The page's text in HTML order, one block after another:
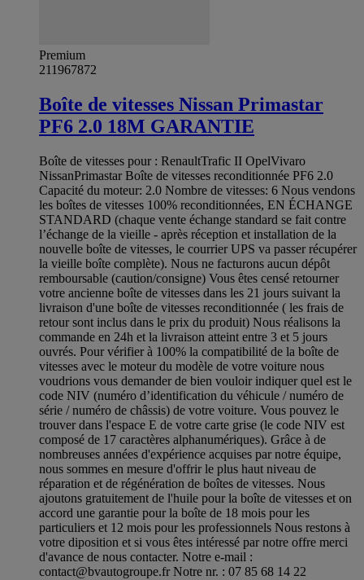
Premium
211967872
Boîte de vitesses Nissan Primastar
PF6 2.0 18M GARANTIE
Boîte de vitesses pour : RenaultTrafic II OpelVivaro
NissanPrimastar Boîte de vitesses reconditionnée PF6 2.0
Capacité du moteur: 2.0 Nombre de vitesses: 6 Nous vendons
les boîtes de vitesses 100% reconditionnées, EN ÉCHANGE
STANDARD (chaque vente échange standard se fait contre
l’échange de la vieille - après réception et installation de la
nouvelle boîte de vitesses, le courrier UPS va passer récupérer
la vieille boîte complète). Nous ne facturons aucun dépôt
remboursable (caution/consigne) Vous êtes censé retourner
votre ancienne boîte de vitesses dans les 21 jours suivant la
livraison d'une boîte de vitesses reconditionnée ( les frais de
retour sont inclus dans le prix du produit) Nous réalisons la
commande en 24h et la livraison atteint entre 3 et 5 jours
ouvrés. Pour vérifier à 100% la compatibilité de la boîte de
vitesses avec le moteur du modèle de votre voiture nous
voudrions vous demander de bien vouloir indiquer quel est le
code NIV (numéro d’identification du véhicule / numéro de
série / numéro de châssis) de votre voiture. Vous pouvez le
trouver dans l'espace E de votre carte grise (le code NIV est
composé de 17 caractères alphanumériques). Grâce à de
nombreuses années d'expérience acquises par notre équipe,
nous sommes en mesure d'offrir le plus haut niveau de
réparation et de régénération de boîtes de vitesses. Nous
ajoutons gratuitement de l'huile pour la boîte de vitesses et on
accord une garantie pour la boîte de 18 mois pour les
particuliers et 12 mois pour les professionnels Nous restons à
votre diposition et si vous êtes intéressé par notre offre merci
d'avance de nous contacter. Notre e-mail :
contact@bvautogroupe.frNotre nr. : 07 85 68 14 22